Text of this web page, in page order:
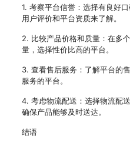
1. 考察平台信誉：选择有良好
用户评价和平台资质来了解。
2. 比较产品价格和质量：在多
量，选择性价比高的平台。
3. 查看售后服务：了解平台的
服务的平台。
4. 考虑物流配送：选择物流配
确保产品能够及时送达。
结语